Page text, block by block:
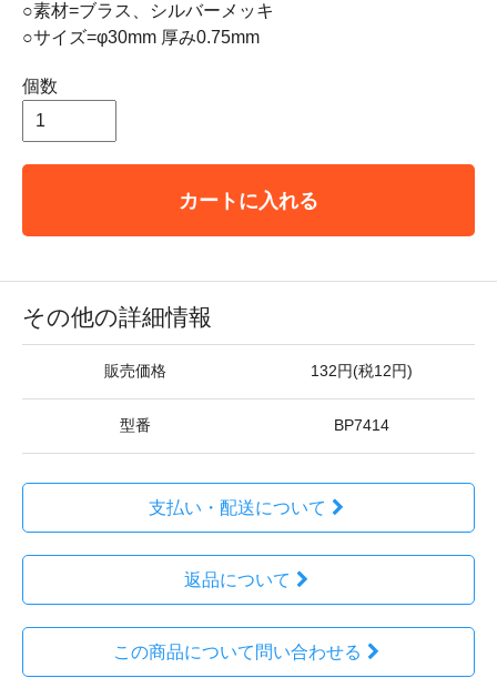
○素材=ブラス、シルバーメッキ
○サイズ=φ30mm 厚み0.75mm
個数
カートに入れる
その他の詳細情報
販売価格 132円(税12円)
型番 BP7414
支払い・配送について
返品について
この商品について問い合わせる